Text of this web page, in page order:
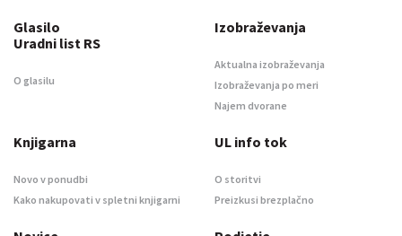
Glasilo
Uradni list RS
O glasilu
Izobraževanja
Aktualna izobraževanja
Izobraževanja po meri
Najem dvorane
Knjigarna
Novo v ponudbi
Kako nakupovati v spletni knjigarni
UL info tok
O storitvi
Preizkusi brezplačno